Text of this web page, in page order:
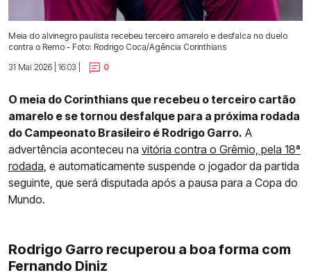
Meia do alvinegro paulista recebeu terceiro amarelo e desfalca no duelo
contra o Remo - Foto: Rodrigo Coca/Agência Corinthians
31 Mai 2026 | 16:03 |
0
O meia do Corinthians que recebeu o terceiro cartão
amarelo e se tornou desfalque para a próxima rodada
do Campeonato Brasileiro é Rodrigo Garro. A
advertência aconteceu na vitória contra o Grêmio, pela 18ª
rodada, e automaticamente suspende o jogador da partida
seguinte, que será disputada após a pausa para a Copa do
Mundo.
Rodrigo Garro recuperou a boa forma com
Fernando Diniz